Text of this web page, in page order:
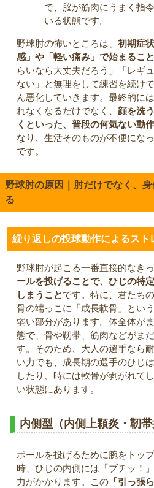
で、脳が筋肉にうまく指
いる状態です。
野球肘の怖いところは、 初期症
感」や「軽い痛み」で始まるこ
らいなら大丈夫だろう」「レギ
ない」と無理をして練習を続け
ん悪化していきます。最終的に
れなくなるだけでなく、 顔を洗
くといった、普段の何気ない動
なり、生活そのものが不便にな
です。
野球肘の原因｜肘だけでなく、
る
繰り返しの投球動作によるスト
野球肘が起こる一番直接的なきっ
ールを投げることで、ひじの特
しまうことです。特に、君たち
骨の端っこに「成長軟骨」とい
弱い部分があります。体全体が
態で、骨や靭帯、筋肉などがま
す。そのため、大人の選手なら
い力でも、成長期の選手のひじ
したり、時には軟骨が剥がれて
い状態にあります。
内側型（内側上顆炎・靭帯
ボールを投げるために腕をトッ
時、ひじの内側には「ブチッ！
力がかかります。この 「引っ張